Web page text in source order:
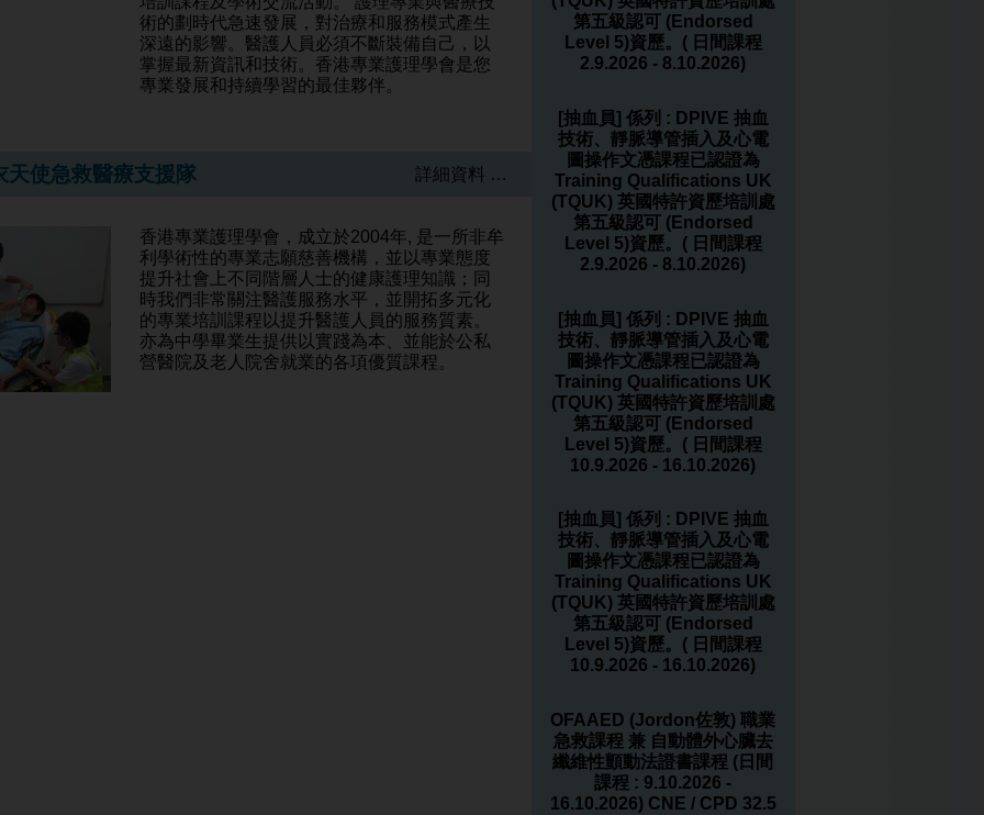
術的劃時代急速發展，對治療和服務模式產生
深遠的影響。醫護人員必須不斷裝備自己，以
掌握最新資訊和技術。香港專業護理學會是您
專業發展和持續學習的最佳夥伴。
天使急救醫療支援隊 詳細資料 …
香港專業護理學會，成立於2004年, 是一所非牟
利學術性的專業志願慈善機構，並以專業態度
提升社會上不同階層人士的健康護理知識；同
時我們非常關注醫護服務水平，並開拓多元化
的專業培訓課程以提升醫護人員的服務質素。
亦為中學畢業生提供以實踐為本、並能於公私
營醫院及老人院舍就業的各項優質課程。
第五級認可 (Endorsed
Level 5)資歷。( 日間課程
2.9.2026 - 8.10.2026)
[抽血員] 係列 : DPIVE 抽血
技術、靜脈導管插入及心電
圖操作文憑課程已認證為
Training Qualifications UK
(TQUK) 英國特許資歷培訓處
第五級認可 (Endorsed
Level 5)資歷。( 日間課程
2.9.2026 - 8.10.2026)
[抽血員] 係列 : DPIVE 抽血
技術、靜脈導管插入及心電
圖操作文憑課程已認證為
Training Qualifications UK
(TQUK) 英國特許資歷培訓處
第五級認可 (Endorsed
Level 5)資歷。( 日間課程
10.9.2026 - 16.10.2026)
[抽血員] 係列 : DPIVE 抽血
技術、靜脈導管插入及心電
圖操作文憑課程已認證為
Training Qualifications UK
(TQUK) 英國特許資歷培訓處
第五級認可 (Endorsed
Level 5)資歷。( 日間課程
10.9.2026 - 16.10.2026)
OFAAED (Jordon佐敦) 職業
急救課程 兼 自動體外心臟去
纖維性顫動法證書課程 (日間
課程 : 9.10.2026 -
16.10.2026) CNE / CPD 32.5